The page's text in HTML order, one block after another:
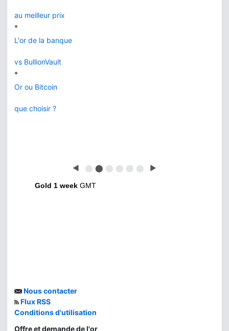
au meilleur prix
*
L'or de la banque
vs BullionVault
*
Or ou Bitcoin
que choisir ?
◀ ⬤ ⬤ ⬤ ⬤ ⬤ ⬤ ▶
Gold 1 week GMT
Nous contacter
Flux RSS
Conditions d'utilisation
Offre et demande de l'or